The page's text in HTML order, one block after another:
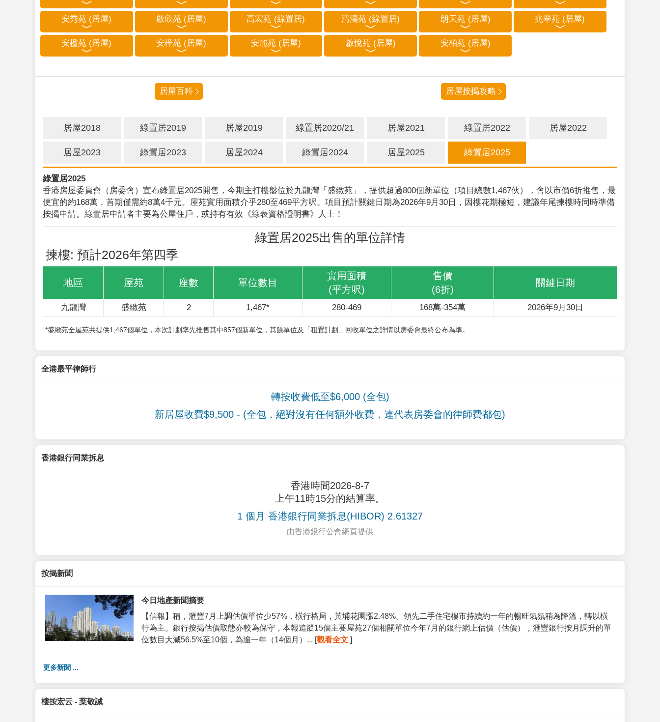
安秀苑 (居屋) 啟欣苑 (居屋) 高宏苑 (綠置居) 清濤苑 (綠置居) 朗天苑 (居屋) 兆翠苑 (居屋)
安楹苑 (居屋) 安樺苑 (居屋) 安麗苑 (居屋) 啟悅苑 (居屋) 安柏苑 (居屋)
居屋百科 居屋按揭攻略
居屋2018 綠置居2019 居屋2019 綠置居2020/21 居屋2021 綠置居2022 居屋2022
居屋2023 綠置居2023 居屋2024 綠置居2024 居屋2025 綠置居2025
綠置居2025
香港房屋委員會（房委會）宣布綠置居2025開售，今期主打樓盤位於九龍灣「盛緻苑」，提供超過800個新單位（項目總數1,467伙），會以市價6折推售，最
便宜的約168萬，首期僅需約8萬4千元。屋苑實用面積介乎280至469平方呎。項目預計關鍵日期為2026年9月30日，因樓花期極短，建議年尾揀樓時同時準備
按揭申請。綠置居申請者主要為公屋住戶，或持有有效《綠表資格證明書》人士！
綠置居2025出售的單位詳情
揀樓: 預計2026年第四季
地區 屋苑 座數 單位數目
實用面積
(平方呎)
售價
(6折)
關鍵日期
九龍灣 盛緻苑 2 1,467* 280-469 168萬-354萬 2026年9月30日
*盛緻苑全屋苑共提供1,467個單位，本次計劃率先推售其中857個新單位，其餘單位及「租置計劃」回收單位之詳情以房委會最終公布為準。
全港最平律師行
轉按收費低至$6,000 (全包)
新居屋收費$9,500 - (全包，絕對沒有任何額外收費，連代表房委會的律師費都包)
香港銀行同業拆息
香港時間2026-8-7
上午11時15分的結算率。
1 個月 香港銀行同業拆息(HIBOR) 2.61327
由香港銀行公會網頁提供
按揭新聞
今日地產新聞摘要
【信報】稱，滙豐7月上調估價單位少57%，橫行格局，黃埔花園漲2.48%。領先二手住宅樓市持續約一年的暢旺氣氛稍為降溫，轉以橫
行為主。銀行按揭估價取態亦較為保守，本報追蹤15個主要屋苑27個相關單位今年7月的銀行網上估價（估價），滙豐銀行按月調升的單
位數目大減56.5%至10個，為逾一年（14個月）... [觀看全文 ]
更多新聞 ...
樓按宏云 - 葉敬誠